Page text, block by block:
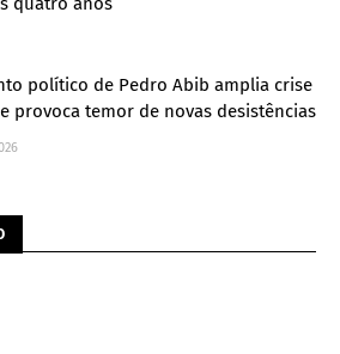
político de Pedro Abib amplia crise
provoca temor de novas desistências